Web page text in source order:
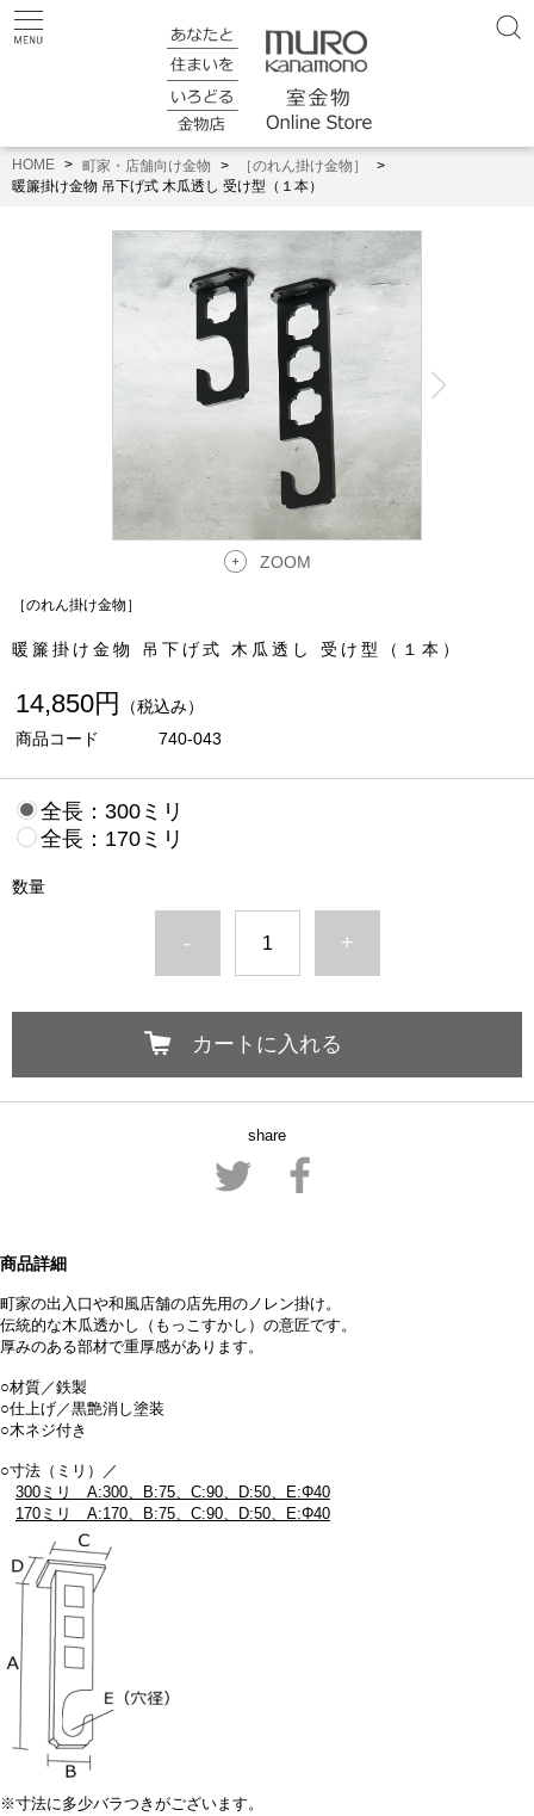
HOME 町家・店舗向け金物
［のれん掛け金物］
暖簾掛け金物 吊下げ式 木瓜透し 受け型（１本）
ZOOM
［のれん掛け金物］
暖簾掛け金物 吊下げ式 木瓜透し 受け型（１本）
14,850円
（税込み）
商品コード
740-043
全長：300ミリ
全長：170ミリ
数量
- +
カートに入れる
share
商品詳細
町家の出入口や和風店舗の店先用のノレン掛け。
伝統的な木瓜透かし
（もっこすかし） の意匠です。
厚みのある部材で重厚感があります。
○材質／鉄製
○仕上げ／黒艶消し塗装
○木ネジ付き
○寸法（ミリ）／
300ミリ A:300、B:75、C:90、D:50、E:Φ40
170ミリ A:170、B:75、C:90、D:50、E:Φ40
※寸法に多少バラつきがございます。